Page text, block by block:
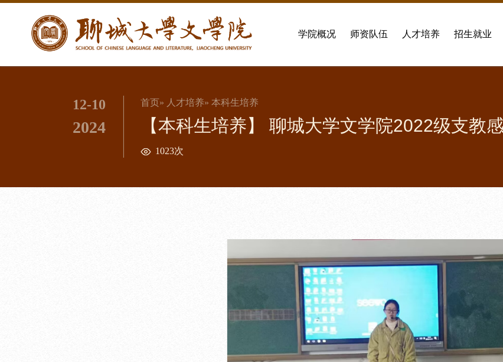
学院概况 师资队伍 人才培养 招生就业
12-10
2024
首页» 人才培养» 本科生培养
【本科生培养】 聊城大学文学院2022级支教
1023次